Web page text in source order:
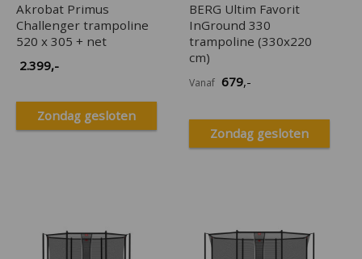
Akrobat Primus
Challenger trampoline
520 x 305 + net
2.399,-
Zondag gesloten
BERG Ultim Favorit
InGround 330
trampoline (330x220
cm)
Vanaf 679,-
Zondag gesloten